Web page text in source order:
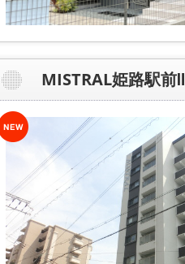
MISTRAL姫路駅前Ⅱ